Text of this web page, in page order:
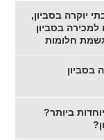
יוקרה בסביון,
למכירה בסביון
בסביון
ביותר?